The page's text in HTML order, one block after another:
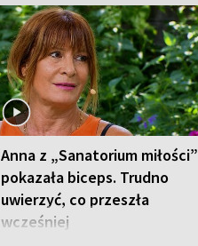
Anna z „Sanatorium miłości”
pokazała biceps. Trudno
uwierzyć, co przeszła
wcześniej